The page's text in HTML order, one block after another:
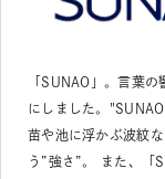
「SUNAO」。言葉
にしました。
苗や池に浮かぶ波紋
う”強さ”。 また、「